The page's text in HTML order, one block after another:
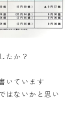
たか？
いています
はないかと思い